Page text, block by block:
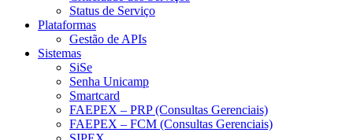
Status de Serviço
Plataformas
Gestão de APIs
Sistemas
SiSe
Senha Unicamp
Smartcard
FAEPEX – PRP (Consultas Gerenciais)
FAEPEX – FCM (Consultas Gerenciais)